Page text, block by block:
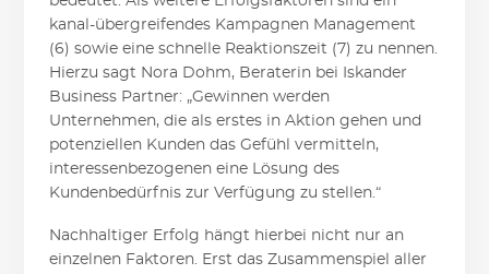
kanal-übergreifendes Kampagnen Management
(6) sowie eine schnelle Reaktionszeit (7) zu nennen.
Hierzu sagt Nora Dohm, Beraterin bei Iskander
Business Partner: „Gewinnen werden
Unternehmen, die als erstes in Aktion gehen und
potenziellen Kunden das Gefühl vermitteln,
interessenbezogenen eine Lösung des
Kundenbedürfnis zur Verfügung zu stellen.“
Nachhaltiger Erfolg hängt hierbei nicht nur an
einzelnen Faktoren. Erst das Zusammenspiel aller